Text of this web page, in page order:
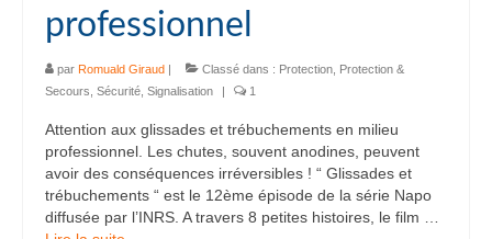
professionnel
par Romuald Giraud | Classé dans : Protection Protection &
Secours Sécurité Signalisation | 1
Attention aux glissades et trébuchements en milieu
professionnel. Les chutes, souvent anodines, peuvent
avoir des conséquences irréversibles ! “ Glissades et
trébuchements “ est le 12ème épisode de la série Napo
diffusée par l’INRS. A travers 8 petites histoires, le film …